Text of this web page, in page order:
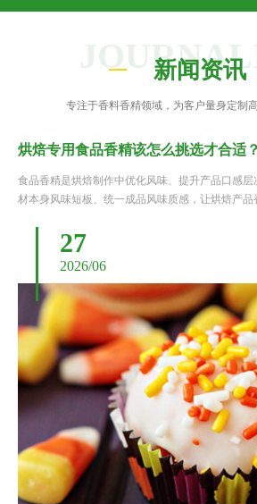
新闻资讯
专注于香料香精领域，为客户量身定制
烘焙专用食品香精该怎么挑选才合适？
食品香精是烘焙制作中优化风味、提升产品口感
材本身风味短板、统一成品风味质感，让烘焙产
时要适配面包、蛋糕、点心等不同烘焙品类的风味
27
2026/06